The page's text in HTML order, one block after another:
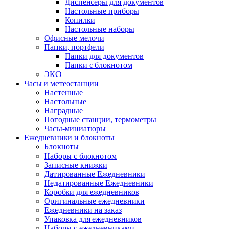
Настольные приборы
Копилки
Настольные наборы
Офисные мелочи
Папки, портфели
Папки для документов
Папки с блокнотом
ЭКО
Часы и метеостанции
Настенные
Настольные
Наградные
Погодные станции, термометры
Часы-миниатюры
Ежедневники и блокноты
Блокноты
Наборы с блокнотом
Записные книжки
Датированные Ежедневники
Недатированные Ежедневники
Коробки для ежедневников
Оригинальные ежедневники
Ежедневники на заказ
Упаковка для ежедневников